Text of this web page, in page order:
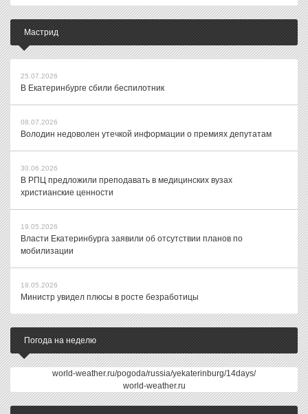
Мастрид
25.07.2026
В Екатеринбурге сбили беспилотник
08.07.2026
Володин недоволен утечкой информации о премиях депутатам
30.06.2026
В РПЦ предложили преподавать в медицинских вузах
христианские ценности
19.05.2026
Власти Екатеринбурга заявили об отсутствии планов по
мобилизации
18.05.2026
Министр увидел плюсы в росте безработицы
Погода на неделю
world-weather.ru/pogoda/russia/yekaterinburg/14days/
world-weather.ru